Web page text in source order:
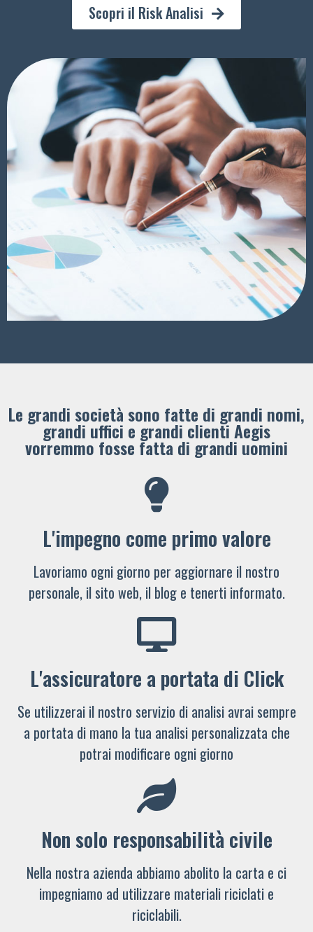
Scopri il Risk Analisi
Le grandi società sono fatte di grandi nomi,
grandi uffici e grandi clienti ​Aegis
vorremmo fosse fatta di grandi uomini
L'impegno come primo valore
Lavoriamo ogni giorno per aggiornare il nostro
personale, il sito web, il blog e tenerti informato.
L'assicuratore a portata di Click
Se utilizzerai il nostro servizio di analisi avrai sempre
a portata di mano la tua analisi personalizzata che
potrai modificare ogni giorno
Non solo responsabilità civile
Nella nostra azienda abbiamo abolito la carta e ci
impegniamo ad utilizzare materiali riciclati e
riciclabili.